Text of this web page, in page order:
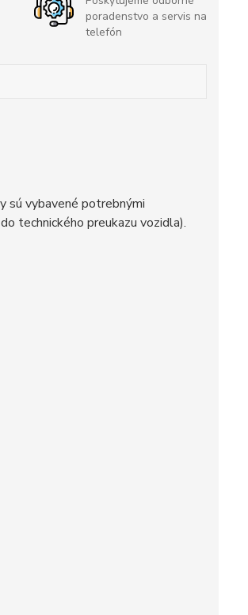
poradenstvo a servis na
telefón
sú vybavené potrebnými
technického preukazu vozidla).